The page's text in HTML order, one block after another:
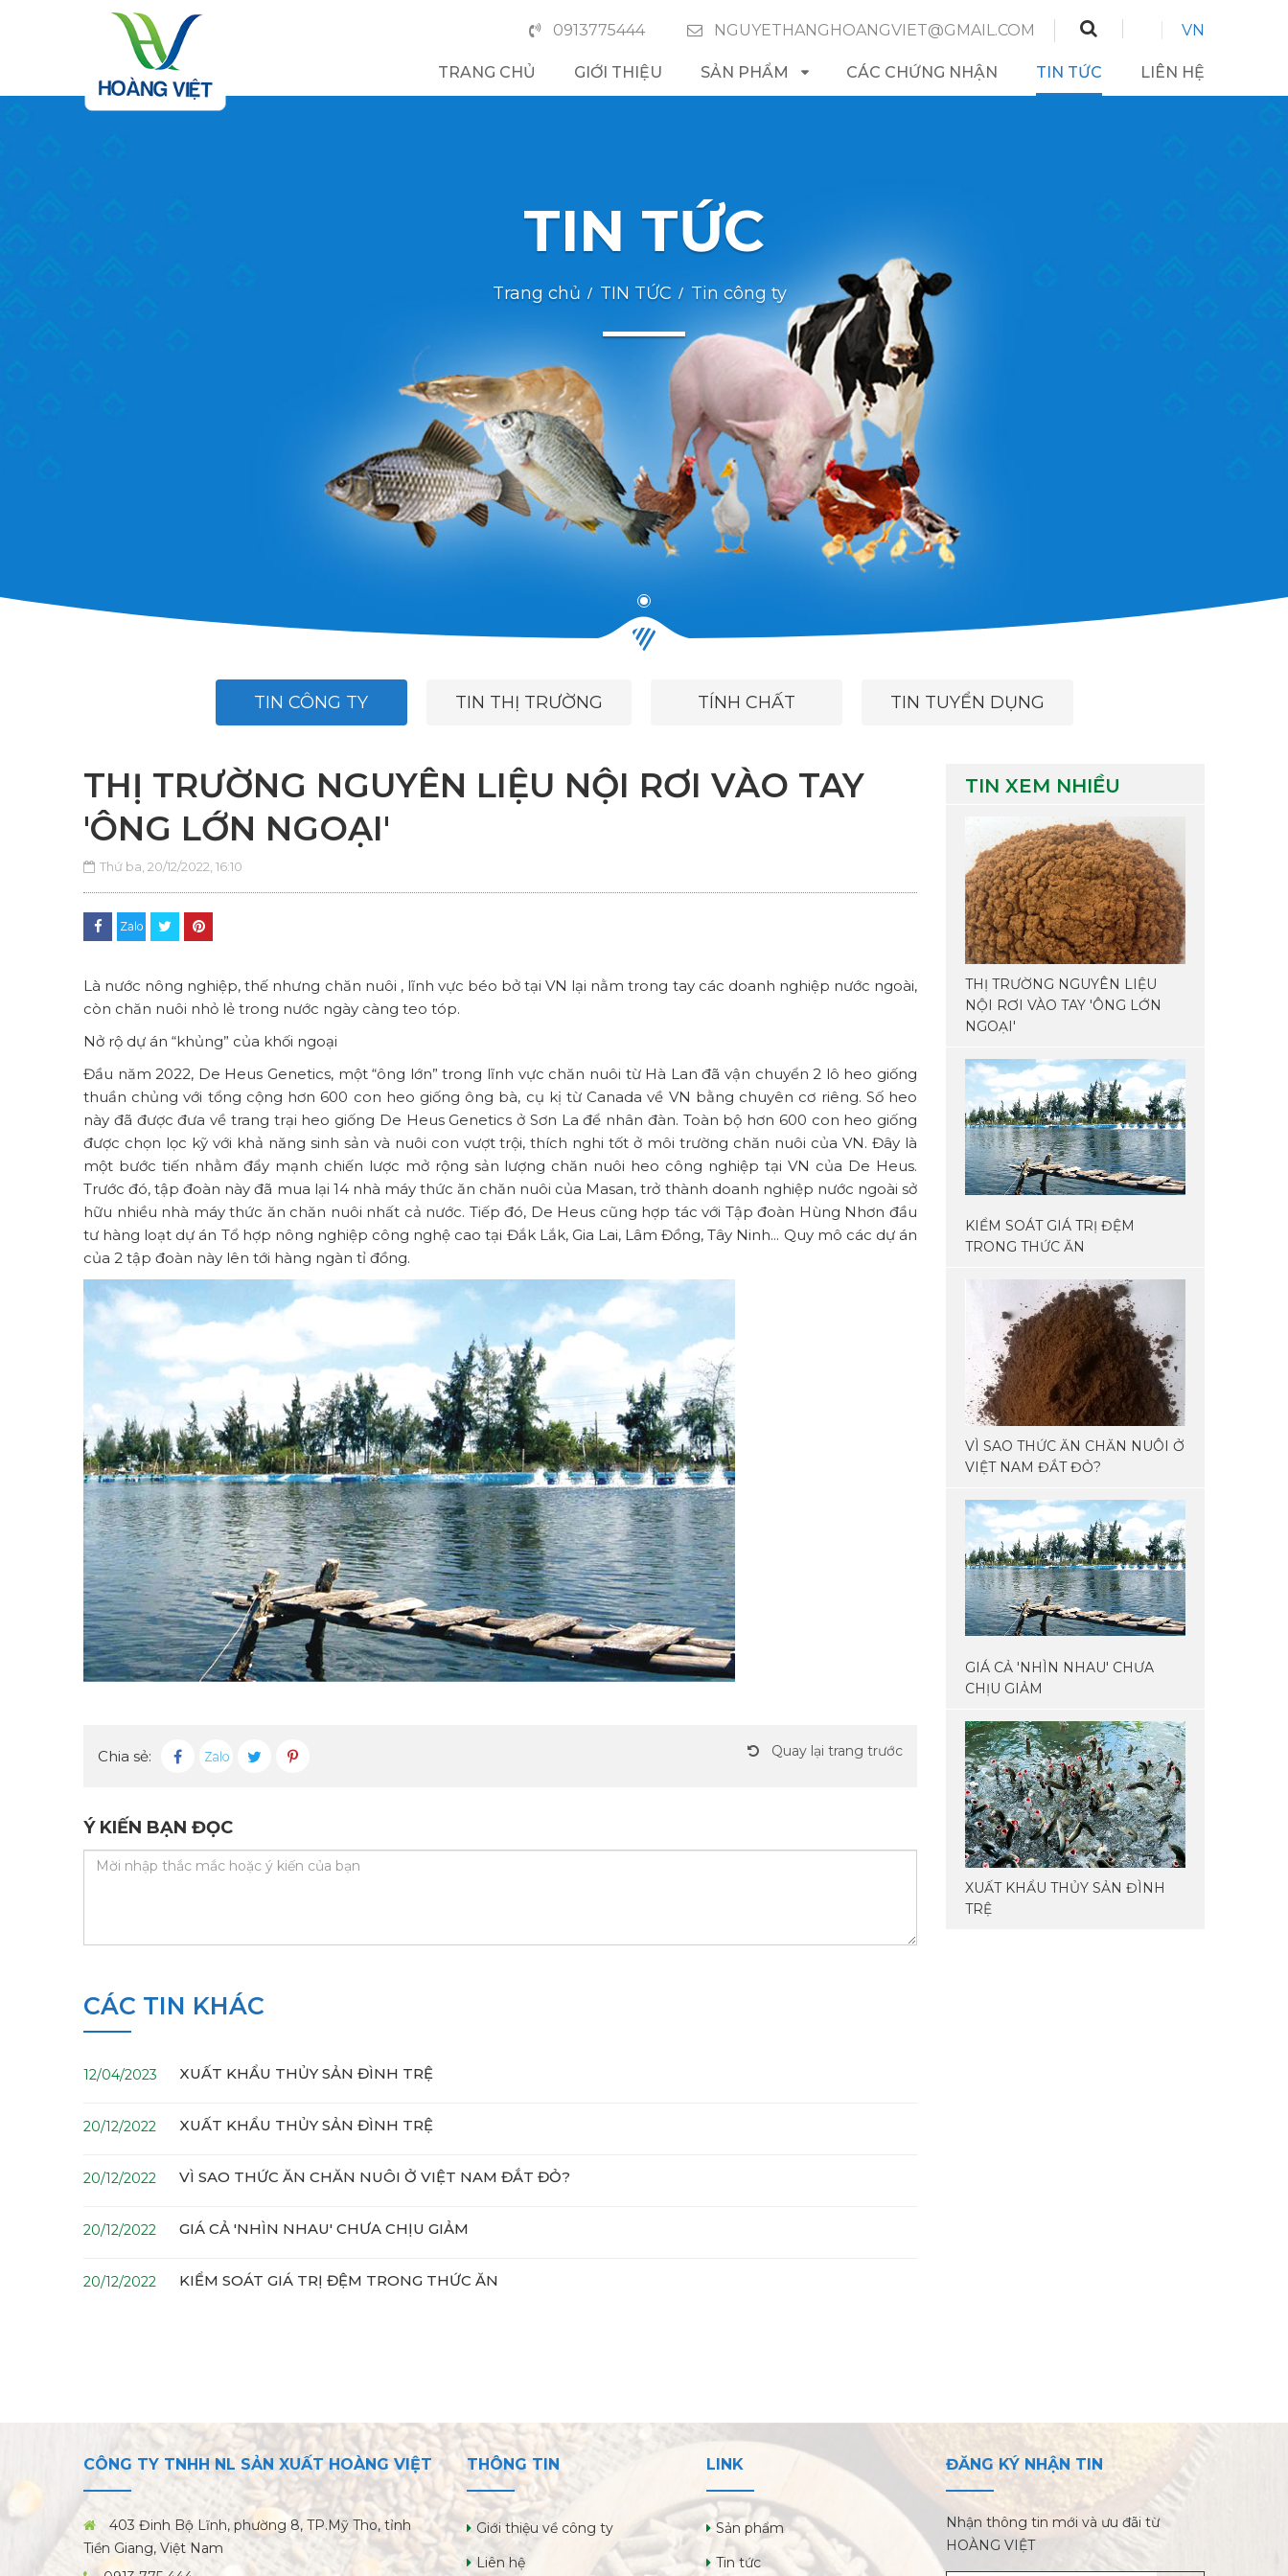
0913775444 NGUYETHANGHOANGVIET@GMAIL.COM VN
TRANG CHỦ GIỚI THIỆU SẢN PHẨM CÁC CHỨNG NHẬN TIN TỨC LIÊN HỆ
TIN TỨC
Trang chủ TIN TỨC Tin công ty
TIN CÔNG TY TIN THỊ TRƯỜNG TÍNH CHẤT TIN TUYỂN DỤNG
THỊ TRƯỜNG NGUYÊN LIỆU NỘI RƠI VÀO TAY
'ÔNG LỚN NGOẠI'
Thứ ba, 20/12/2022, 16:10
Là nước nông nghiệp, thế nhưng chăn nuôi , lĩnh vực béo bở tại VN lại nằm trong tay các doanh nghiệp nước ngoài,
còn chăn nuôi nhỏ lẻ trong nước ngày càng teo tóp.
Nở rộ dự án “khủng” của khối ngoại
Đầu năm 2022, De Heus Genetics, một “ông lớn” trong lĩnh vực chăn nuôi từ Hà Lan đã vận chuyển 2 lô heo giống
thuần chủng với tổng cộng hơn 600 con heo giống ông bà, cụ kị từ Canada về VN bằng chuyên cơ riêng. Số heo
này đã được đưa về trang trại heo giống De Heus Genetics ở Sơn La để nhân đàn. Toàn bộ hơn 600 con heo giống
được chọn lọc kỹ với khả năng sinh sản và nuôi con vượt trội, thích nghi tốt ở môi trường chăn nuôi của VN. Đây là
một bước tiến nhằm đẩy mạnh chiến lược mở rộng sản lượng chăn nuôi heo công nghiệp tại VN của De Heus.
Trước đó, tập đoàn này đã mua lại 14 nhà máy thức ăn chăn nuôi của Masan, trở thành doanh nghiệp nước ngoài sở
hữu nhiều nhà máy thức ăn chăn nuôi nhất cả nước. Tiếp đó, De Heus cũng hợp tác với Tập đoàn Hùng Nhơn đầu
tư hàng loạt dự án Tổ hợp nông nghiệp công nghệ cao tại Đắk Lắk, Gia Lai, Lâm Đồng, Tây Ninh... Quy mô các dự án
của 2 tập đoàn này lên tới hàng ngàn tỉ đồng.
Chia sẻ: Quay lại trang trước
Ý KIẾN BẠN ĐỌC
CÁC TIN KHÁC
12/04/2023 XUẤT KHẨU THỦY SẢN ĐÌNH TRỆ
20/12/2022 XUẤT KHẨU THỦY SẢN ĐÌNH TRỆ
20/12/2022 VÌ SAO THỨC ĂN CHĂN NUÔI Ở VIỆT NAM ĐẮT ĐỎ?
20/12/2022 GIÁ CẢ 'NHÌN NHAU' CHƯA CHỊU GIẢM
20/12/2022 KIỂM SOÁT GIÁ TRỊ ĐỆM TRONG THỨC ĂN
TIN XEM NHIỀU
THỊ TRƯỜNG NGUYÊN LIỆU
NỘI RƠI VÀO TAY 'ÔNG LỚN
NGOẠI'
KIỂM SOÁT GIÁ TRỊ ĐỆM
TRONG THỨC ĂN
VÌ SAO THỨC ĂN CHĂN NUÔI Ở
VIỆT NAM ĐẮT ĐỎ?
GIÁ CẢ 'NHÌN NHAU' CHƯA
CHỊU GIẢM
XUẤT KHẨU THỦY SẢN ĐÌNH
TRỆ
CÔNG TY TNHH NL SẢN XUẤT HOÀNG VIỆT
403 Đinh Bộ Lĩnh, phường 8, TP.Mỹ Tho, tỉnh
Tiền Giang, Việt Nam
THÔNG TIN
Giới thiệu về công ty
Liên hệ
LINK
Sản phẩm
Tin tức
ĐĂNG KÝ NHẬN TIN
Nhận thông tin mới và ưu đãi từ
HOÀNG VIỆT